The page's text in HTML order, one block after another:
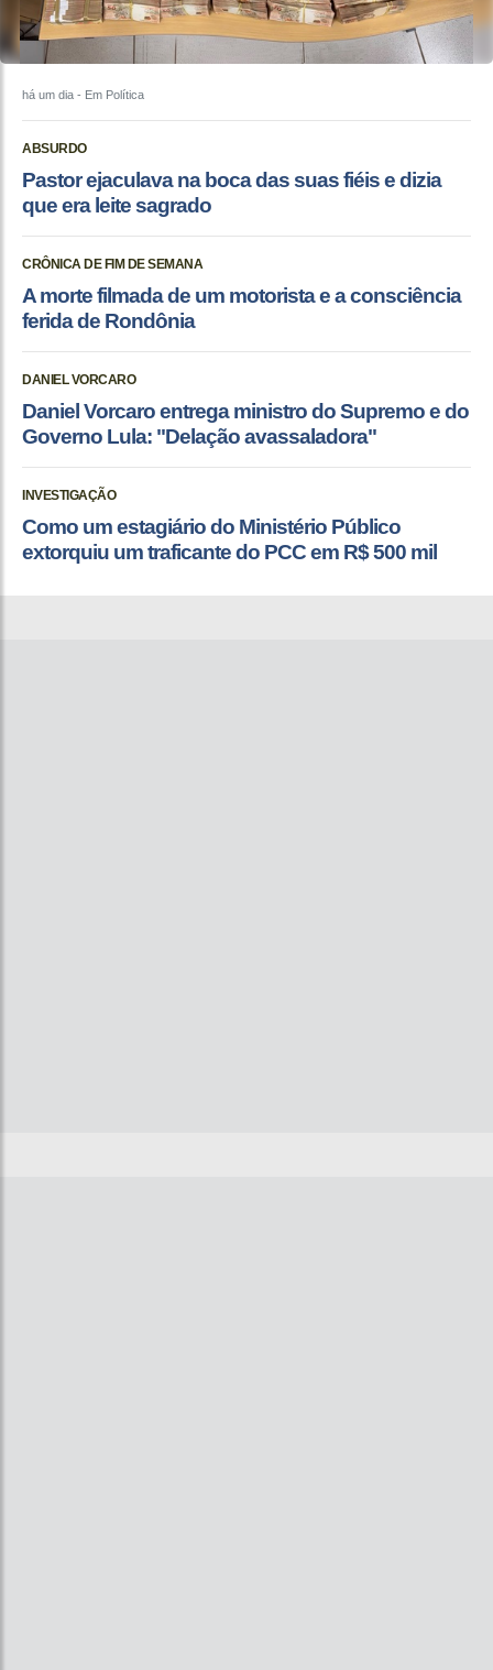
há um dia - Em Política
ABSURDO
Pastor ejaculava na boca das suas fiéis e dizia
que era leite sagrado
CRÔNICA DE FIM DE SEMANA
A morte filmada de um motorista e a consciência
ferida de Rondônia
DANIEL VORCARO
Daniel Vorcaro entrega ministro do Supremo e do
Governo Lula: "Delação avassaladora"
INVESTIGAÇÃO
Como um estagiário do Ministério Público
extorquiu um traficante do PCC em R$ 500 mil